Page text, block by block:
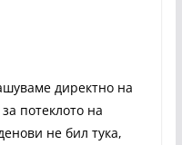
директно на
потеклото на
не бил тука,